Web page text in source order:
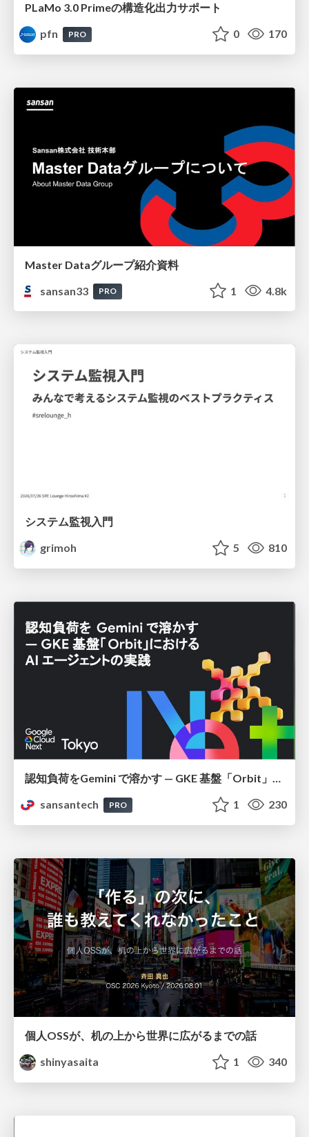
PLaMo 3.0 Primeの構造化出力サポート
pfn
PRO 0 170
Master Dataグループ紹介資料
sansan33
PRO 1 4.8k
システム監視入門
grimoh
5 810
認知負荷をGemini で溶かす — GKE 基盤「Orbit」における AI エージェントの実践
sansantech
PRO 1 230
個人OSSが、机の上から世界に広がるまでの話
shinyasaita
1 340